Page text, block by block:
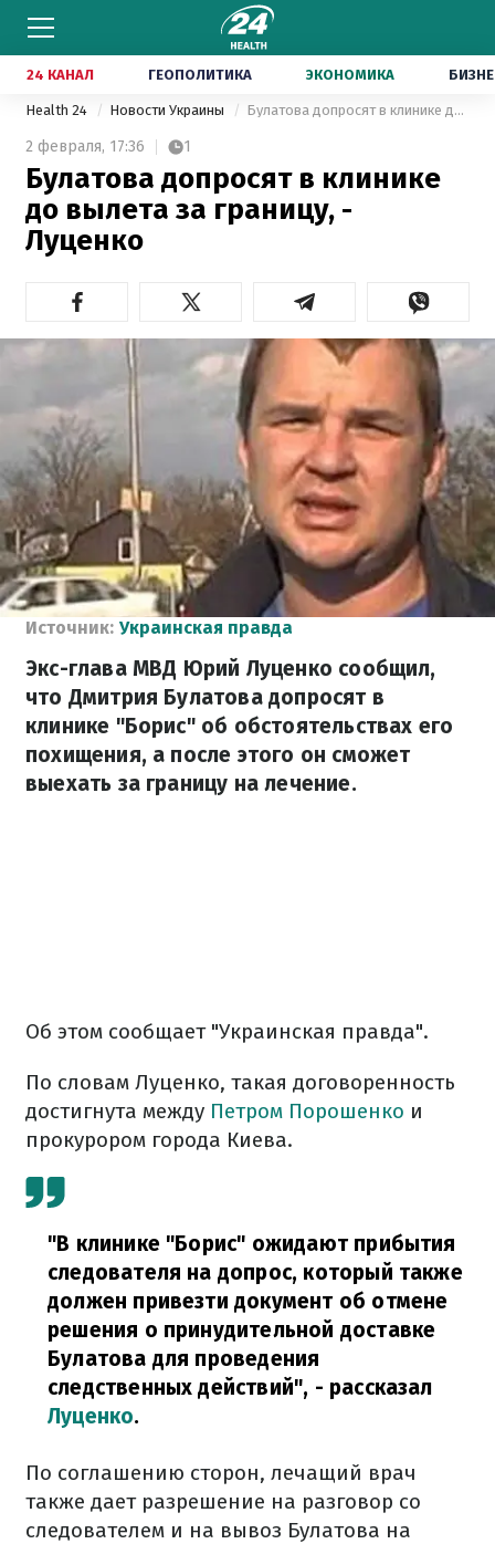
24 КАНАЛ ГЕОПОЛИТИКА ЭКОНОМИКА
Health 24 Новости Украины Булатова допросят в клинике до вылета за границу, - Луценко
2 февраля, 17:36 1
Булатова допросят в клинике
до вылета за границу, -
Луценко
Источник: Украинская правда
Экс-глава МВД Юрий Луценко сообщил,
что Дмитрия Булатова допросят в
клинике "Борис" об обстоятельствах его
похищения, а после этого он сможет
выехать за границу на лечение.
Об этом сообщает "Украинская правда".
По словам Луценко, такая договоренность
достигнута между Петром Порошенко и
прокурором города Киева.
"В клинике "Борис" ожидают прибытия
следователя на допрос, который также
должен привезти документ об отмене
решения о принудительной доставке
Булатова для проведения
следственных действий", - рассказал
Луценко.
По соглашению сторон, лечащий врач
также дает разрешение на разговор со
следователем и на вывоз Булатова на